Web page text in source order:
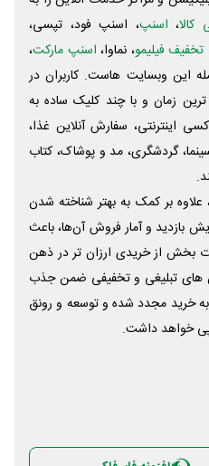
کالا، اسنپ، اسنپ فود، تپسی،
تخفیف فیلیمو، نماوا، اسنپ مارکت،
این وبسایت ‌هاست. کاربران در
ترین زمان و با چند کلیک ساده به
اینترنتی، سفارش آنلاین غذا،
گردشگری، مد و پوشاک، کتاب
علاوه بر کمک به بهتر شناخته شدن
بازدید و آمار فروش آن‌ها، باعث
بخش از خریدی ارزان تر در ذهن
های تبلیغی و تخفیفی ضمن جذب
خرید مجدد شده و توسعه و رونق
پی خواهد داشت.